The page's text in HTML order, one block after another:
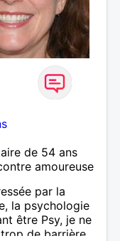
de 54 ans
amoureuse
par la
la psychologie
être Psy, je ne
de barrière,